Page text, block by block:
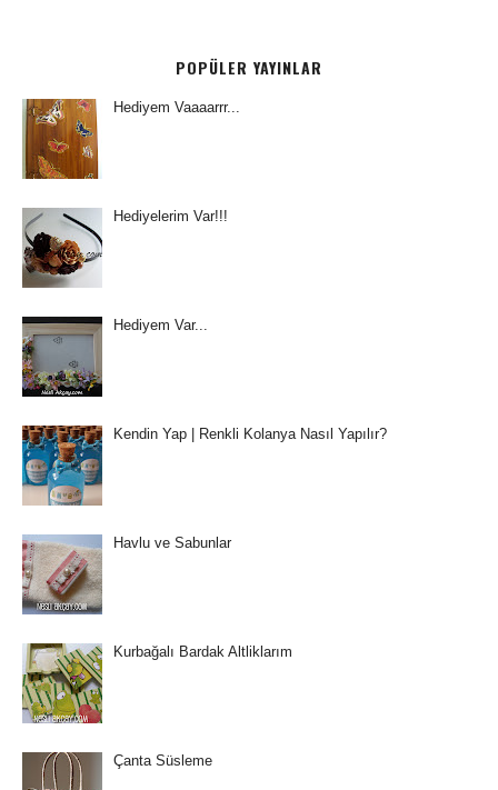
POPÜLER YAYINLAR
Hediyem Vaaaarrr...
Hediyelerim Var!!!
Hediyem Var...
Kendin Yap | Renkli Kolanya Nasıl Yapılır?
Havlu ve Sabunlar
Kurbağalı Bardak Altliklarım
Çanta Süsleme